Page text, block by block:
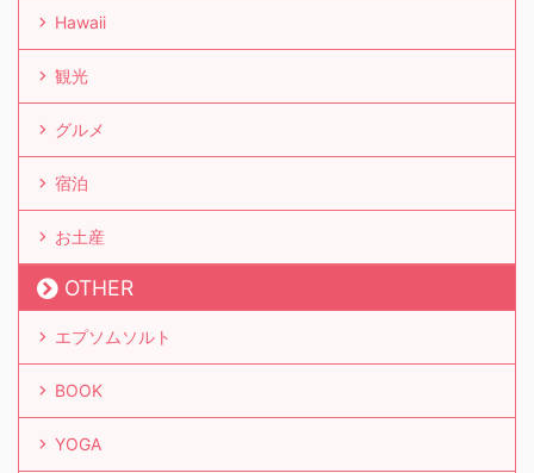
Hawaii
観光
グルメ
宿泊
お土産
OTHER
エプソムソルト
BOOK
YOGA